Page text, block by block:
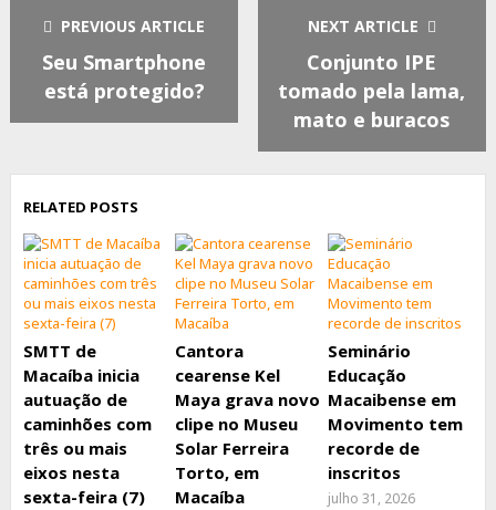
PREVIOUS ARTICLE
Seu Smartphone
está protegido?
NEXT ARTICLE
Conjunto IPE
tomado pela lama,
mato e buracos
RELATED POSTS
SMTT de
Macaíba inicia
autuação de
caminhões com
três ou mais
eixos nesta
sexta-feira (7)
Cantora
cearense Kel
Maya grava novo
clipe no Museu
Solar Ferreira
Torto, em
Macaíba
Seminário
Educação
Macaibense em
Movimento tem
recorde de
inscritos
julho 31, 2026